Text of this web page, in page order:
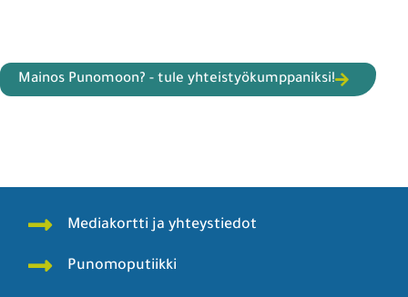
Mainos Punomoon? - tule yhteistyökumppaniksi!
Mediakortti ja yhteystiedot
Punomoputiikki